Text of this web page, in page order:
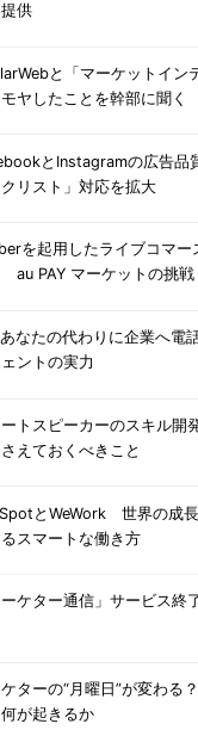
供
と「マーケットイン
ヤしたことを幹部に聞く
とInstagramの広告
クリスト」対応を拡大
を起用したライブコマー
au PAY マーケットの挑戦
なたの代わりに企業へ
ントの実力
ートスピーカーのスキル開
えておくべきこと
とWeWork 世界の成
スマートな働き方
ーケター通信」サービス終
ターの“月曜日”が変わ
が起きるか